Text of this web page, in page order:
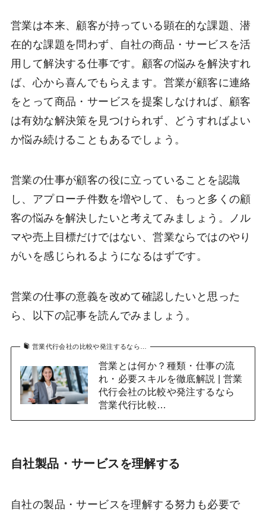
営業は本来、顧客が持っている顕在的な課題、潜
在的な課題を問わず、自社の商品・サービスを活
用して解決する仕事です。顧客の悩みを解決すれ
ば、心から喜んでもらえます。営業が顧客に連絡
をとって商品・サービスを提案しなければ、顧客
は有効な解決策を見つけられず、どうすればよい
か悩み続けることもあるでしょう。
営業の仕事が顧客の役に立っていることを認識
し、アプローチ件数を増やして、もっと多くの顧
客の悩みを解決したいと考えてみましょう。ノル
マや売上目標だけではない、営業ならではのやり
がいを感じられるようになるはずです。
営業の仕事の意義を改めて確認したいと思った
ら、以下の記事を読んでみましょう。
営業代行会社の比較や発注するなら…
営業とは何か？種類・仕事の流
れ・必要スキルを徹底解説 | 営業
代行会社の比較や発注するなら
営業代行比較…
自社製品・サービスを理解する
自社の製品・サービスを理解する努力も必要で